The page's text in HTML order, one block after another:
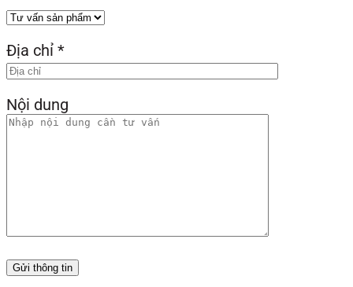
Địa chỉ *
Nội dung
Gửi thông tin